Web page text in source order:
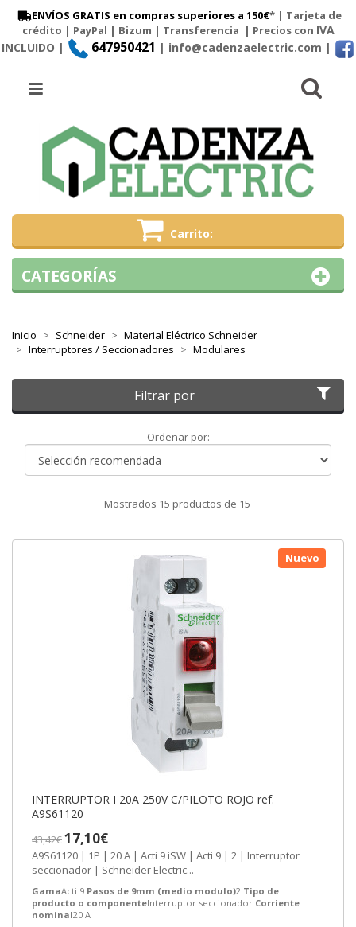
ENVÍOS GRATIS en compras superiores a 150€* | Tarjeta de
crédito | PayPal | Bizum | Transferencia | Precios con IVA
INCLUIDO |
647950421 | info@cadenzaelectric.com |
Carrito
Menú
Inicio Schneider
Material Eléctrico Schneider
Interruptores / Seccionadores
Modulares
Filtrar por
Ordenar por:Ordenar
Mostrados 15 productos de 15
INTERRUPTOR I 20A 250V C/PILOTO ROJO ref.
A9S61120
Nuevo
43,42€17,10€
A9S61120 | 1P | 20 A | Acti 9 iSW | Acti 9 | 2 | Interruptor
seccionador | Schneider Electric...
GamaActi 9 Pasos de 9mm (medio modulo)2 Tipo de
producto o componenteInterruptor seccionador Corriente
nominal20 A
CATEGORÍAS